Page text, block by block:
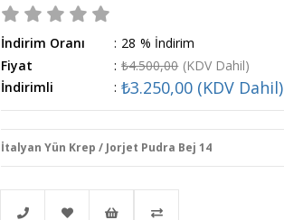
İndirim Oranı : %
28
İndirim
Fiyat
: ₺4.500,00 (KDV Dahil)
İndirimli
: ₺3.250,00 (KDV Dahil)
İtalyan Yün Krep / Jorjet Pudra Bej 14